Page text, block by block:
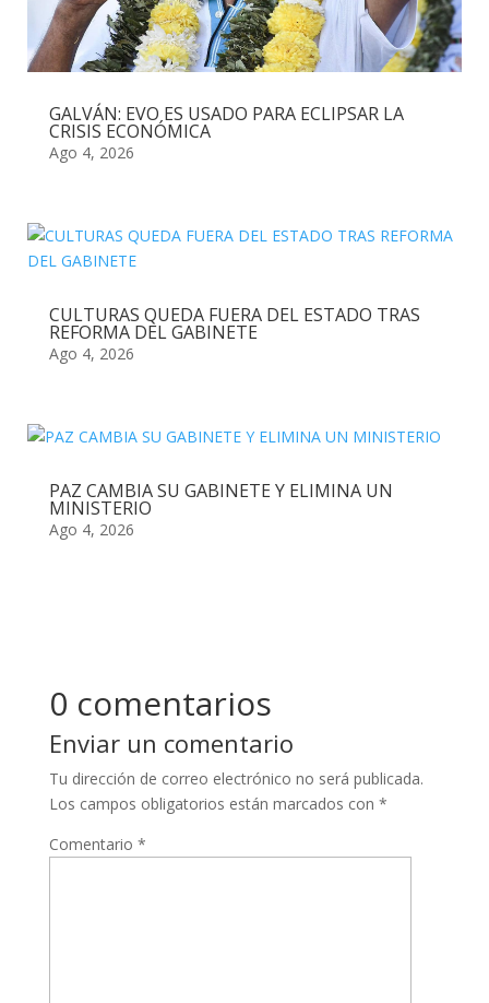
GALVÁN: EVO ES USADO PARA ECLIPSAR LA
CRISIS ECONÓMICA
Ago 4, 2026
CULTURAS QUEDA FUERA DEL ESTADO TRAS
REFORMA DEL GABINETE
Ago 4, 2026
PAZ CAMBIA SU GABINETE Y ELIMINA UN
MINISTERIO
Ago 4, 2026
0 comentarios
Enviar un comentario
Tu dirección de correo electrónico no será publicada.
Los campos obligatorios están marcados con *
Comentario *